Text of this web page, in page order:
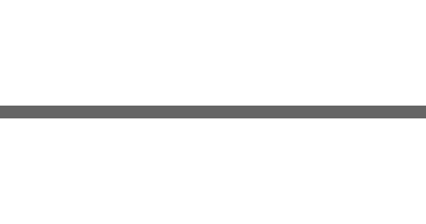
선생님 | 사주나루 전화신점 | 사주